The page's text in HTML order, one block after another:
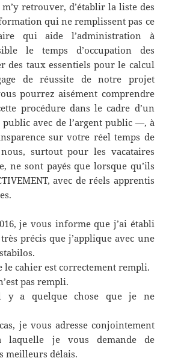
retrouver, d’établir la liste des
qui ne remplissent pas ce
qui aide l’administration à
le temps d’occupation des
des taux essentiels pour le calcul
de réussite de notre projet
pourrez aisément comprendre
procédure dans le cadre d’un
avec de l’argent public —, à
sur votre réel temps de
surtout pour les vacataires
ne sont payés que lorsque qu’ils
avec de réels apprentis
je vous informe que j’ai établi
précis que j’applique avec une
le cahier est correctement rempli.
pas rempli.
y a quelque chose que je ne
je vous adresse conjointement
laquelle je vous demande de
meilleurs délais.